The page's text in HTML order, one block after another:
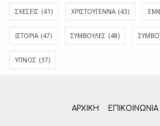
ΣΧΕΣΕΙΣ (41) ΧΡΙΣΤΟΥΓΕΝΝΑ (43)
ΙΣΤΟΡΊΑ (47) ΣΥΜΒΟΥΛΈΣ (48)
ΎΠΝΟΣ (37)
ΑΡΧΙΚΗ ΕΠΙΚΟΙΝΩΝΊΑ